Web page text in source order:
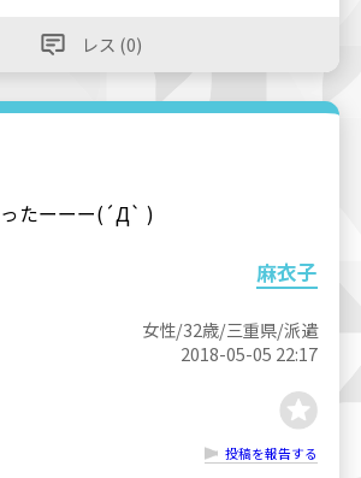
レス (0)
たーーー(´Д` )
麻衣子
女性/32歳/三重県/派遣
2018-05-05 22:17
投稿を報告する